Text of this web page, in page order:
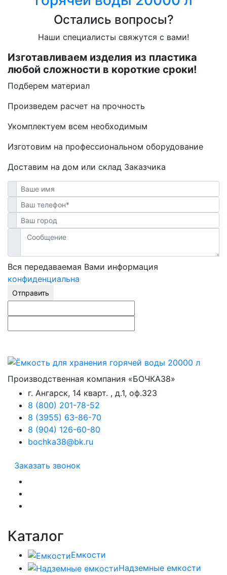
Остались вопросы?
Наши специалисты свяжутся с вами!
Изготавливаем изделия из пластика
любой сложности в короткие сроки!
Подберем материал
Произведем расчет на прочность
Укомплектуем всем необходимым
Изготовим на профессиональном оборудование
Доставим на дом или склад Заказчика
Вся передаваемая Вами информация
конфиденциальна
Отправить
Производственная компания «БОЧКА38»
г. Ангарск, 14 кварт. , д.1, оф.323
8 (800) 201-78-52
8 (3955) 63-86-70
8 (904) 126-60-80
bochka38@bk.ru
Заказать звонок
Каталог
Емкости
Надземные емкости